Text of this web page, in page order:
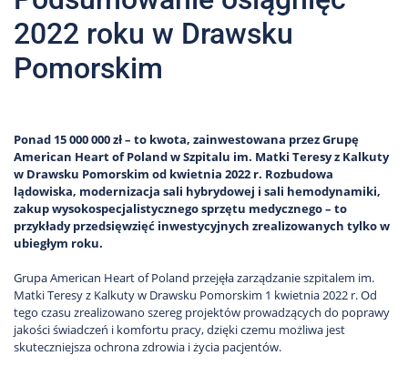
2022 roku w Drawsku
Pomorskim
Ponad 15 000 000 zł – to kwota, zainwestowana przez Grupę
American Heart of Poland w Szpitalu im. Matki Teresy z Kalkuty
w Drawsku Pomorskim od kwietnia 2022 r. Rozbudowa
lądowiska, modernizacja sali hybrydowej i sali hemodynamiki,
zakup wysokospecjalistycznego sprzętu medycznego – to
przykłady przedsięwzięć inwestycyjnych zrealizowanych tylko w
ubiegłym roku.
Grupa American Heart of Poland przejęła zarządzanie szpitalem im.
Matki Teresy z Kalkuty w Drawsku Pomorskim 1 kwietnia 2022 r. Od
tego czasu zrealizowano szereg projektów prowadzących do poprawy
jakości świadczeń i komfortu pracy, dzięki czemu możliwa jest
skuteczniejsza ochrona zdrowia i życia pacjentów.